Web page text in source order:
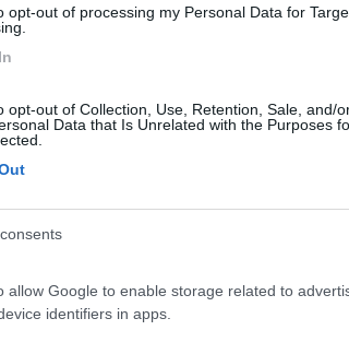
opt-out of processing my Personal Data for
opt-out of Collection, Use, Retention, Sale, and/
Data that Is Unrelated with the Purposes
allow Google to enable storage related to
identifiers in apps.
- 38.3km
54
Village
paese, immerso nella pineta, dispone di